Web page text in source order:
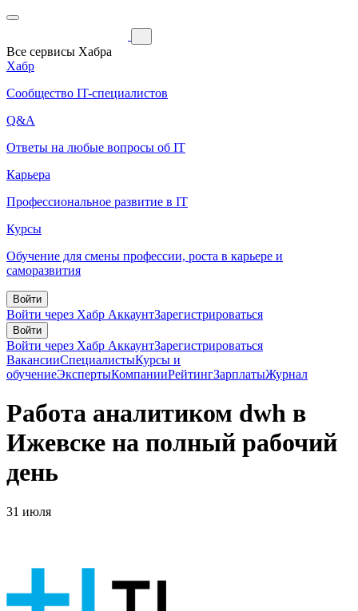
Все сервисы Хабра
Хабр
Сообщество IT-специалистов
Q&A
Ответы на любые вопросы об IT
Карьера
Профессиональное развитие в IT
Курсы
Обучение для смены профессии, роста в карьере и
саморазвития
Войти
Войти через Хабр АккаунтЗарегистрироваться
Войти
Войти через Хабр АккаунтЗарегистрироваться
ВакансииСпециалистыКурсы и
обучениеЭкспертыКомпанииРейтингЗарплатыЖурнал
Работа аналитиком dwh в
Ижевске на полный рабочий
день
31 июля